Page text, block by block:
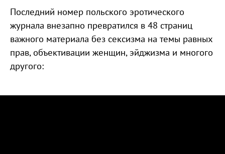
Последний номер польского эротического
журнала внезапно превратился в 48 страниц
важного материала без сексизма на темы равных
прав, объективации женщин, эйджизма и многого
другого: